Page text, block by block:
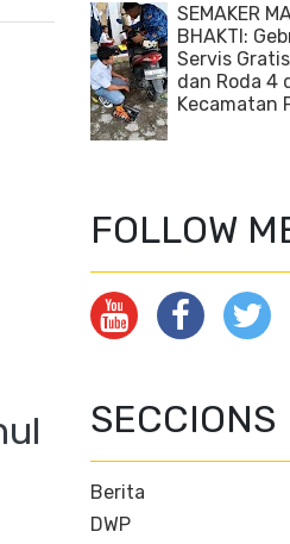
SEMAKER
BHAKTI:
Servis
dan Roda 4
Kecamatan
FOLLOW
SECCIONS
Berita
DWP